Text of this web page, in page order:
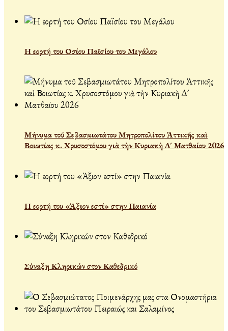
Η εορτή του Οσίου Παϊσίου του Μεγάλου
Μήνυμα τοῦ Σεβασμιωτάτου Μητροπολίτου Ἀττικῆς καὶ
Βοιωτίας κ. Χρυσοστόμου γιὰ τὴν Κυριακὴ Δ´ Ματθαίου 2026
Η εορτή του «Άξιον εστί» στην Παιανία
Σύναξη Κληρικών στον Καθεδρικό